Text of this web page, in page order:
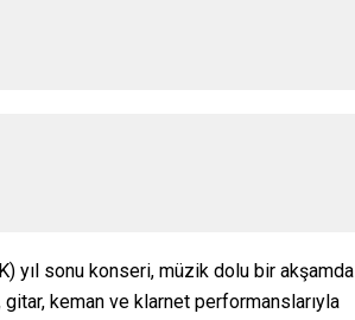
yıl sonu konseri, müzik dolu bir akşamda
keman ve klarnet performanslarıyla